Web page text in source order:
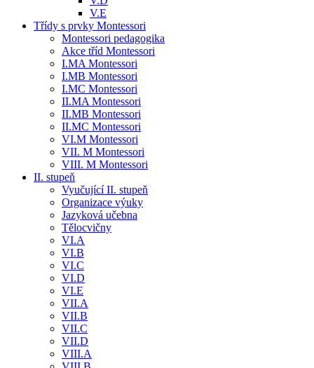
V.E
Třídy s prvky Montessori
Montessori pedagogika
Akce tříd Montessori
I.MA Montessori
I.MB Montessori
I.MC Montessori
II.MA Montessori
II.MB Montessori
II.MC Montessori
VI.M Montessori
VII. M Montessori
VIII. M Montessori
II. stupeň
Vyučující II. stupeň
Organizace výuky
Jazyková učebna
Tělocvičny
VI.A
VI.B
VI.C
VI.D
VI.E
VII.A
VII.B
VII.C
VII.D
VIII.A